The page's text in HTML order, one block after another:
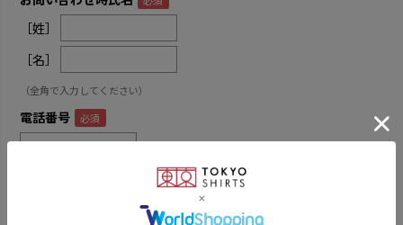
［姓］
［名］
（全角で入力してください）
電話番号